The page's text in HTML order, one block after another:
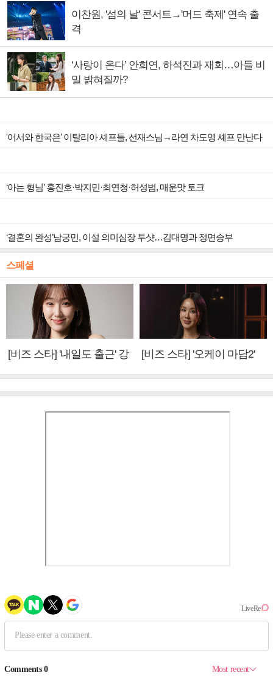
이찬원, '섬의 날' 콘서트→'머드 축제' 연속 출
격
‘사랑이 온다’ 안희연, 하석진과 재회…아들 비
밀 밝혀질까?
'어서와 한국은' 이탈리아 셰프들, 선재스님→라연 차도영 셰프 만난다
‘아는 형님’ 홍진호·박지민·최연청·허성범, 매운맛 토크
‘결혼의 완성’남궁민, 이설 의미심장 투샷…김대명과 정면승부
스페셜
[비즈 스타] '내일도 출근' 강
[비즈 스타] '오케이 마담2'